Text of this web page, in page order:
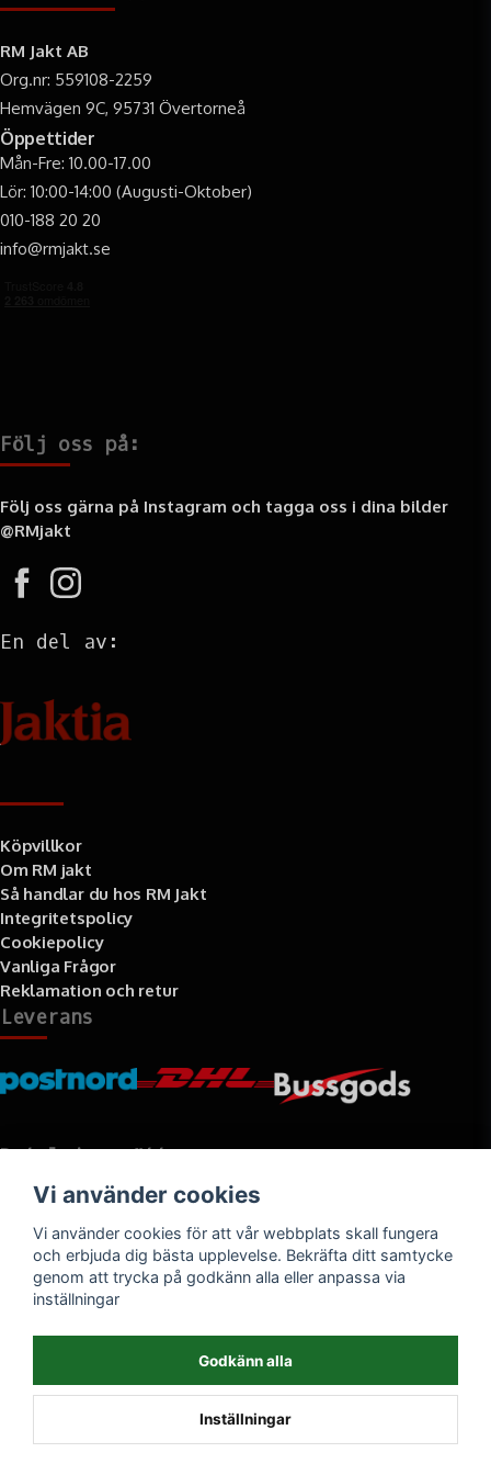
RM Jakt AB
Org.nr: 559108-2259
Hemvägen 9C, 95731 Övertorneå
Öppettider
Mån-Fre: 10.00-17.00
Lör: 10:00-14:00 (Augusti-Oktober)
010-188 20 20
info@rmjakt.se
Följ oss på:
Följ oss gärna på Instagram och tagga oss i dina bilder
@RMjakt
En del av:
Köpvillkor
Om RM jakt
Så handlar du hos RM Jakt
Integritetspolicy
Cookiepolicy
Vanliga Frågor
Reklamation och retur
Leverans
Betalningssätt
Vi använder cookies
Vi använder cookies för att vår webbplats skall fungera
och erbjuda dig bästa upplevelse. Bekräfta ditt samtycke
genom att trycka på godkänn alla eller anpassa via
inställningar
Godkänn alla
Inställningar